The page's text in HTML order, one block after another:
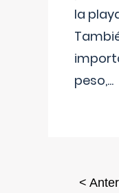
la
peso,...
<